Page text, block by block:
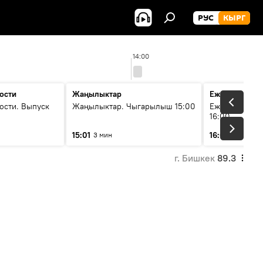
РУС КЫРГ
14:00
Выпуск
Жаңылыктар
Жаңылыктар. Чыгарылыш 15:00
15:01 3 мин
Ежедневные
Ежедневные
16:00
16:01
3 мин
г. Бишкек 89.3